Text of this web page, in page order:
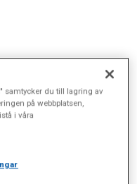
Kvinnokliniken,
to interpret
samtycker du till lagring av
på webbplatsen,
i våra